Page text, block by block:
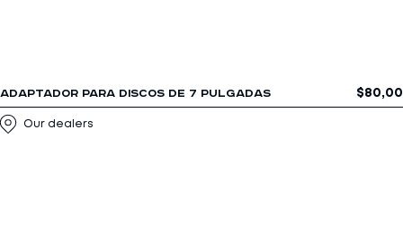
ADAPTADOR PARA DISCOS DE 7 PULGADAS $80,00
Our dealers